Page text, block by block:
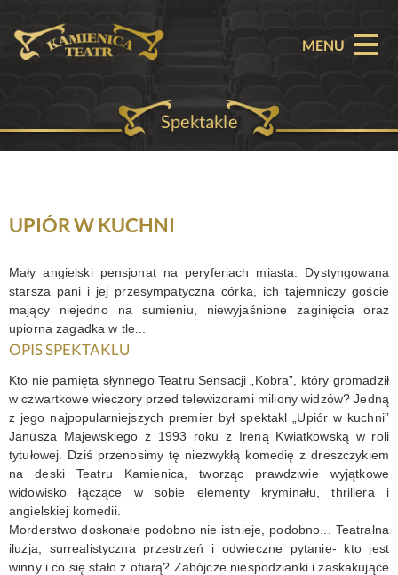
MENU
O TEATRZE
REPERTUAR
BILETY
PARTNERZY
OFERTA KOMERCYJNA
KONTAKT
Spektakle
UPIÓR W KUCHNI
Mały angielski pensjonat na peryferiach miasta. Dystyngowana
starsza pani i jej przesympatyczna córka, ich tajemniczy goście
mający niejedno na sumieniu, niewyjaśnione zaginięcia oraz
upiorna zagadka w tle...
OPIS SPEKTAKLU
Kto nie pamięta słynnego Teatru Sensacji „Kobra”, który gromadził
w czwartkowe wieczory przed telewizorami miliony widzów? Jedną
z jego najpopularniejszych premier był spektakl „Upiór w kuchni”
Janusza Majewskiego z 1993 roku z Ireną Kwiatkowską w roli
tytułowej. Dziś przenosimy tę niezwykłą komedię z dreszczykiem
na deski Teatru Kamienica, tworząc prawdziwie wyjątkowe
widowisko łączące w sobie elementy kryminału, thrillera i
angielskiej komedii.
Morderstwo doskonałe podobno nie istnieje, podobno... Teatralna
iluzja, surrealistyczna przestrzeń i odwieczne pytanie- kto jest
winny i co się stało z ofiarą? Zabójcze niespodzianki i zaskakujące